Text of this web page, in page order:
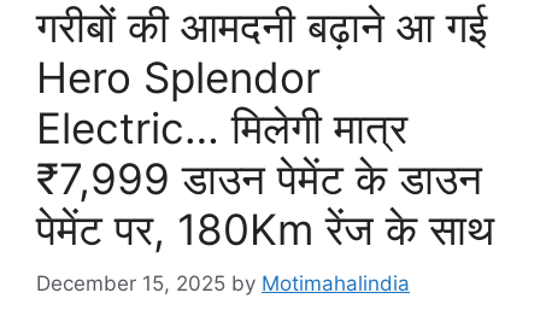
गरीबों की आमदनी बढ़ाने आ गई
Hero Splendor
Electric… मिलेगी मात्र
₹7,999 डाउन पेमेंट के डाउन
पेमेंट पर, 180Km रेंज के साथ
December 15, 2025 by Motimahalindia